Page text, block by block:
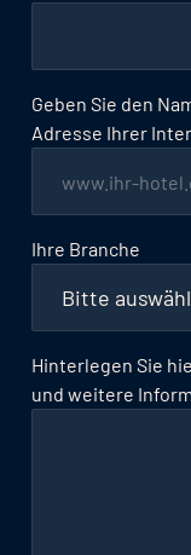
Geben Sie den
Adresse Ihrer
Ihre Branche
Hinterlegen Sie
und weitere